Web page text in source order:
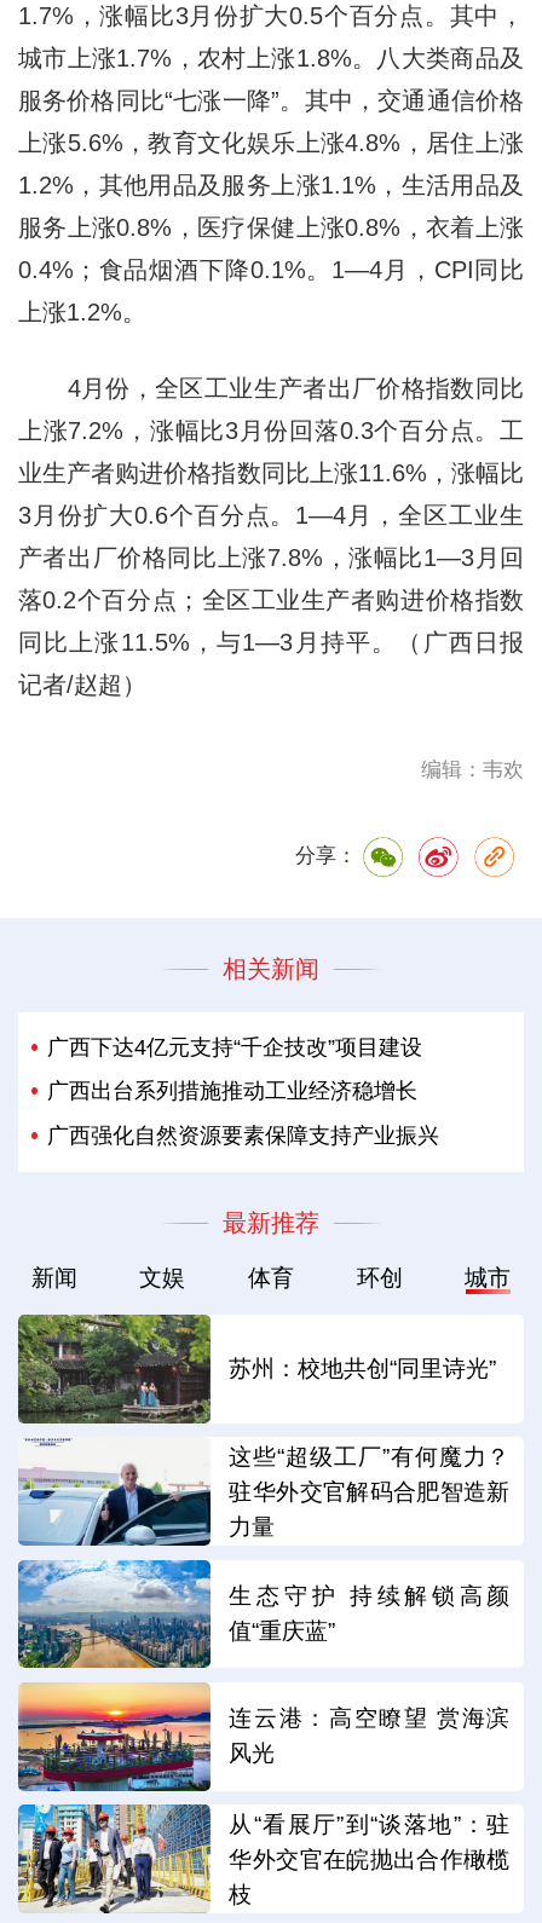
1.7%，涨幅比3月份扩大0.5个百分点。其中，
城市上涨1.7%，农村上涨1.8%。八大类商品及
服务价格同比“七涨一降”。其中，交通通信价格
上涨5.6%，教育文化娱乐上涨4.8%，居住上涨
1.2%，其他用品及服务上涨1.1%，生活用品及
服务上涨0.8%，医疗保健上涨0.8%，衣着上涨
0.4%；食品烟酒下降0.1%。1—4月，CPI同比
上涨1.2%。
4月份，全区工业生产者出厂价格指数同比
上涨7.2%，涨幅比3月份回落0.3个百分点。工
业生产者购进价格指数同比上涨11.6%，涨幅比
3月份扩大0.6个百分点。1—4月，全区工业生
产者出厂价格同比上涨7.8%，涨幅比1—3月回
落0.2个百分点；全区工业生产者购进价格指数
同比上涨11.5%，与1—3月持平。（广西日报
记者/赵超）
编辑：韦欢
分享：
相关新闻
广西下达4亿元支持“千企技改”项目建设
广西出台系列措施推动工业经济稳增长
广西强化自然资源要素保障支持产业振兴
最新推荐
新闻 文娱 体育 环创 城市
苏州：校地共创“同里诗光”
这些“超级工厂”有何魔力？
驻华外交官解码合肥智造新
力量
生态守护 持续解锁高颜
值“重庆蓝”
连云港：高空瞭望 赏海滨
风光
从“看展厅”到“谈落地”：驻
华外交官在皖抛出合作橄榄
枝